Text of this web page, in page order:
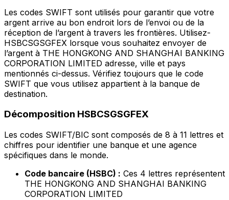
Les codes SWIFT sont utilisés pour garantir que votre
argent arrive au bon endroit lors de l’envoi ou de la
réception de l’argent à travers les frontières. Utilisez-
HSBCSGSGFEX lorsque vous souhaitez envoyer de
l’argent à THE HONGKONG AND SHANGHAI BANKING
CORPORATION LIMITED adresse, ville et pays
mentionnés ci-dessus. Vérifiez toujours que le code
SWIFT que vous utilisez appartient à la banque de
destination.
Décomposition HSBCSGSGFEX
Les codes SWIFT/BIC sont composés de 8 à 11 lettres et
chiffres pour identifier une banque et une agence
spécifiques dans le monde.
Code bancaire (HSBC) : Ces 4 lettres représentent
THE HONGKONG AND SHANGHAI BANKING
CORPORATION LIMITED